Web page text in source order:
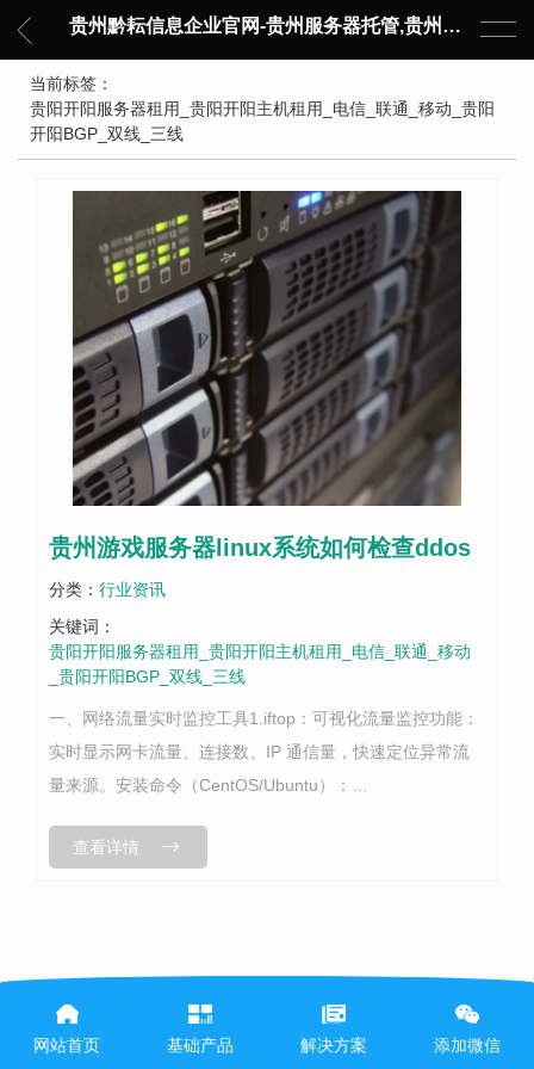
贵州黔耘信息企业官网-贵州服务器托管,贵州主机托管,云服务器托管,数据中心托管,网络设备托管,服务器租用,托管服务提供商,服务器管理-黔耘信息 贵州数据中心机柜租用-专业贵州IDC托管服务器维修
当前标签：
贵阳开阳服务器租用_贵阳开阳主机租用_电信_联通_移动_贵阳
开阳BGP_双线_三线
贵州游戏服务器linux系统如何检查ddos
分类： 行业资讯
关键词：
贵阳开阳服务器租用_贵阳开阳主机租用_电信_联通_移动
_贵阳开阳BGP_双线_三线
一、网络流量实时监控工具1.iftop：可视化流量监控功能：
实时显示网卡流量、连接数、IP 通信量，快速定位异常流
量来源。安装命令（CentOS/Ubuntu）：
查看详情
网站首页 基础产品 解决方案 添加微信